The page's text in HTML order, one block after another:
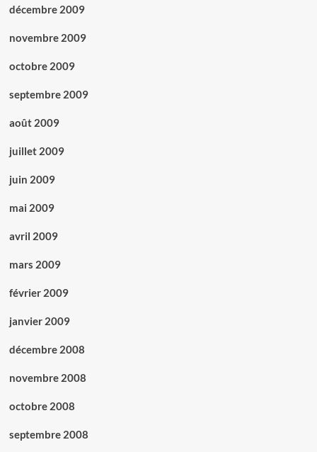
décembre 2009
novembre 2009
octobre 2009
septembre 2009
août 2009
juillet 2009
juin 2009
mai 2009
avril 2009
mars 2009
février 2009
janvier 2009
décembre 2008
novembre 2008
octobre 2008
septembre 2008